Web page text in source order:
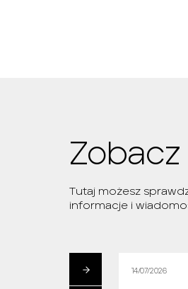
Tutaj możesz
informacje i
14/07/2026